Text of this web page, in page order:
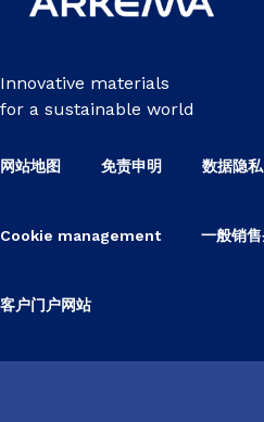
Innovative materials
for a sustainable world
网站地图 免责申明 数据隐私
Cookie management 一般销
客户门户网站